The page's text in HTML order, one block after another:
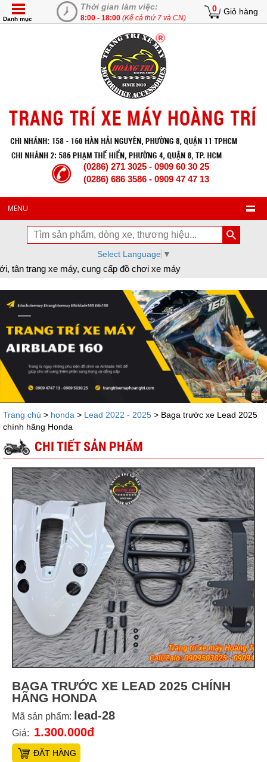
Thời gian làm việc:
8:00 - 18:00 (Kể cả thứ 7 và CN)
0 Giỏ hàng
Danh mục
(0286) 271 3025 - 0909 60 30 25
(0286) 686 3586 - 0909 47 47 13
MENU
Select Language ▼
cấp đồ chơi xe máy
Trang chủ > honda > Lead 2022 - 2025 > Baga trước xe Lead 2025
chính hãng Honda
CHI TIẾT SẢN PHẨM
BAGA TRƯỚC XE LEAD 2025 CHÍNH
HÃNG HONDA
Mã sản phẩm: lead-28
Giá: 1.300.000đ
ĐẶT HÀNG